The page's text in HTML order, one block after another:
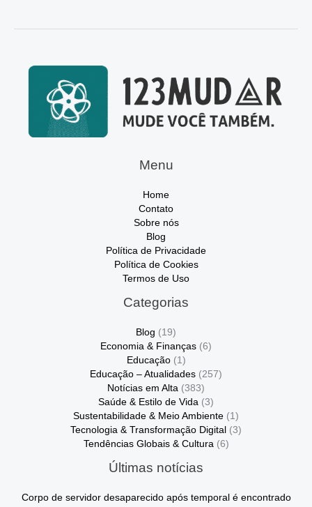
Menu
Home
Contato
Sobre nós
Blog
Política de Privacidade
Política de Cookies
Termos de Uso
Categorias
Blog (19)
Economia & Finanças (6)
Educação(1)
Educação – Atualidades (257)
Notícias em Alta (383)
Saúde & Estilo de Vida (3)
Sustentabilidade & Meio Ambiente (1)
Tecnologia & Transformação Digital (3)
Tendências Globais & Cultura (6)
Últimas notícias
Corpo de servidor desaparecido após temporal é encontrado